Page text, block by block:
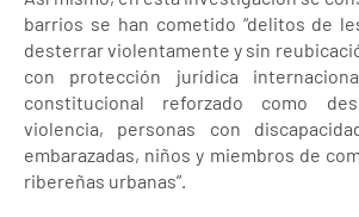
barrios se han cometido “delitos de
desterrar violentamente y sin
con protección jurídica
constitucional reforzado como
violencia, personas con
embarazadas, niños y miembros de
ribereñas urbanas”.